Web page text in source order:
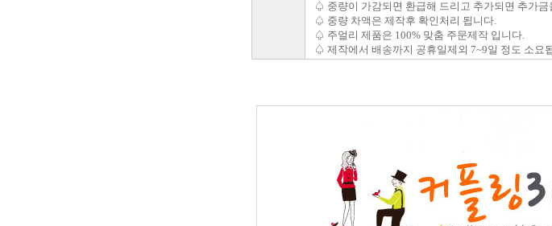
♤ 중량이 가감되면 환급해 드리고 추가되면 추가금
♤ 중량 차액은 제작후 확인처리 됩니다.
♤ 주얼리 제품은 100% 맞춤 주문제작 입니다.
♤ 제작에서 배송까지 공휴일제외 7~9일 정도 소요